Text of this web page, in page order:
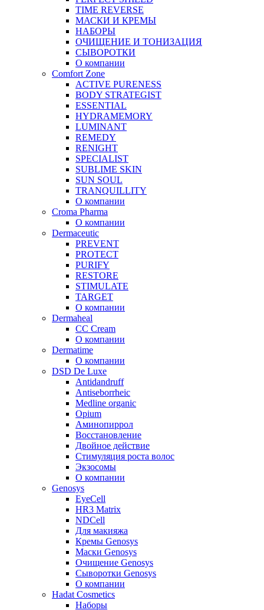
TIME REVERSE
МАСКИ И КРЕМЫ
НАБОРЫ
ОЧИЩЕНИЕ И ТОНИЗАЦИЯ
СЫВОРОТКИ
О компании
Comfort Zone
ACTIVE PURENESS
BODY STRATEGIST
ESSENTIAL
HYDRAMEMORY
LUMINANT
REMEDY
RENIGHT
SPECIALIST
SUBLIME SKIN
SUN SOUL
TRANQUILLITY
О компании
Croma Pharma
О компании
Dermaceutic
PREVENT
PROTECT
PURIFY
RESTORE
STIMULATE
TARGET
О компании
Dermaheal
CC Cream
О компании
Dermatime
О компании
DSD De Luxe
Antidandruff
Antiseborrheic
Medline organic
Opium
Аминопиррол
Восстановление
Двойное действие
Стимуляция роста волос
Экзосомы
О компании
Genosys
EyeCell
HR3 Matrix
NDCell
Для макияжа
Кремы Genosys
Маски Genosys
Очищение Genosys
Сыворотки Genosys
О компании
Hadat Cosmetics
Наборы